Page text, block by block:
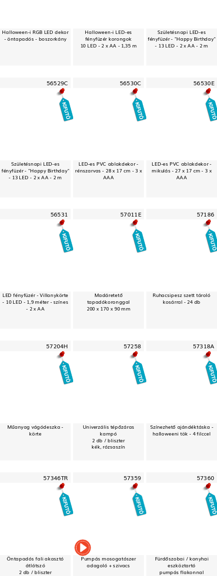
Halloween-i RGB LED dekor
- öntapadós - boszorkány
Halloween-i LED-es
fényfüzér korongok
10 LED - 2 x AA - 1,35 m
Születésnapi LED-es
fényfüzér - "Happy Birthday"
- 13 LED - 2 x AA - 2 m
56529C
Születésnapi LED-es
fényfüzér - "Happy Birthday"
- 13 LED - 2 x AA - 2 m
56530C
LED-es PVC ablakdekor -
rénszarvas - 28 x 17 cm - 3 x
AAA
56530E
LED-es PVC ablakdekor -
mikulás - 27 x 17 cm - 3 x
AAA
56531
LED fényfüzér - Villanykörte
- 10 LED - 1,9 méter - színes
- 2 x AA
57011E
Madáretető
tapadókoronggal
200 x 170 x 90 mm
57186
Ruhacsipesz szett tároló
kosárral - 24 db
57204H
Műanyag vágódeszka -
körte
57258
Univerzális tépőzáras
kampó
2 db / bliszter
kék, rózsaszín
57318A
Színezhető ajándéktáska -
halloweeni tök - 4 filccel
57346TR
Öntapadós fali akasztó
átlátszó
2 db / bliszter
57359
Pumpás mosogatószer
adagoló + szivacs
57360
Fürdőszobai / konyhai
eszköztartó
pumpás flakonnal